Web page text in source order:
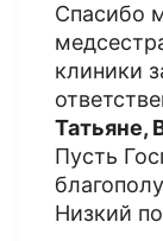
Спасибо
клиники
Татьяне,
Пусть
Низкий